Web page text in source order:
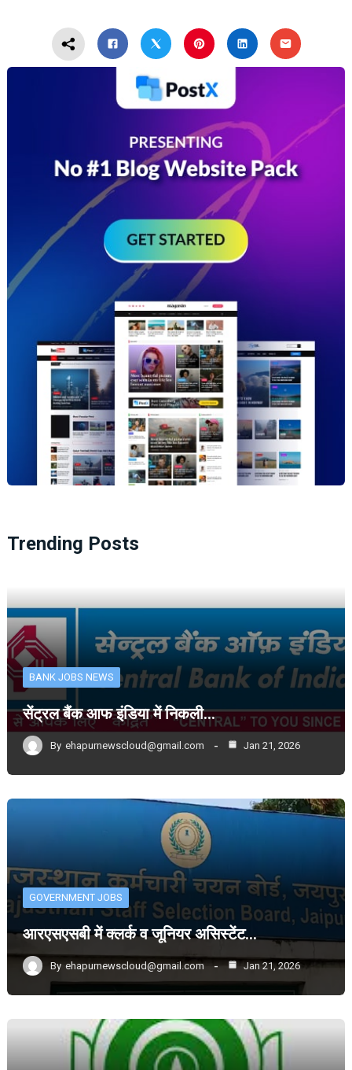
Trending Posts
BANK JOBS NEWS
सेंट्रल बैंक आफ इंडिया में निकली…
By ehapurnewscloud@gmail.com Jan 21, 2026
GOVERNMENT JOBS
आरएसएसबी में क्लर्क व जूनियर असिस्टेंट…
By ehapurnewscloud@gmail.com Jan 21, 2026